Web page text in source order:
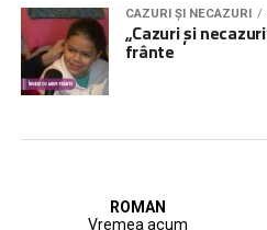
CAZURI ȘI NECAZURI
„Cazuri și
frânte